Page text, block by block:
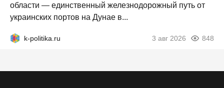
области — единственный железнодорожный путь от
украинских портов на Дунае в...
k-politika.ru 3 авг 2026 848